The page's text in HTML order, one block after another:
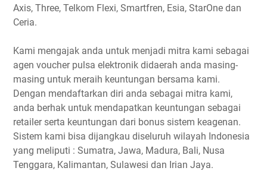
Axis, Three, Telkom Flexi, Smartfren, Esia, StarOne dan
Ceria.
Kami mengajak anda untuk menjadi mitra kami sebagai
agen voucher pulsa elektronik didaerah anda masing-
masing untuk meraih keuntungan bersama kami.
Dengan mendaftarkan diri anda sebagai mitra kami,
anda berhak untuk mendapatkan keuntungan sebagai
retailer serta keuntungan dari bonus sistem keagenan.
Sistem kami bisa dijangkau diseluruh wilayah Indonesia
yang meliputi : Sumatra, Jawa, Madura, Bali, Nusa
Tenggara, Kalimantan, Sulawesi dan Irian Jaya.